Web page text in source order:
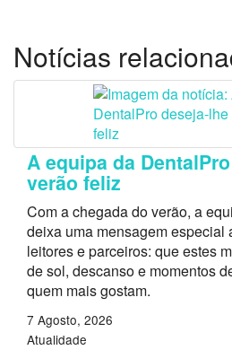
Notícias
A equipa da
verão feliz
Com a chegada do verão, a
deixa uma mensagem especial
leitores e parceiros: que estes
de sol, descanso e momentos
quem mais gostam.
7 Agosto, 2026
Atualidade